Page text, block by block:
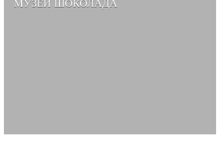
МУЗЕЙ ШОКОЛАДА